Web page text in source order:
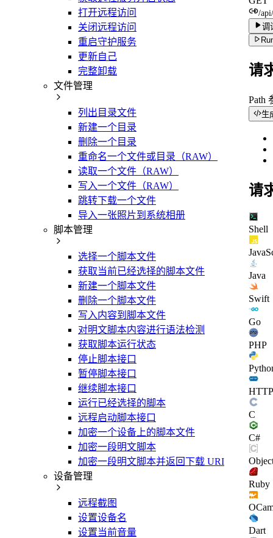
打开远程访问
关闭远程访问
重启守护服务
更新自己
完整卸载
文件管理
列出目录文件
新建一个目录
删除一个目录
重命名一个文件或目录（RAW）
读取一个文件（RAW）
写入一个文件（RAW）
跳转下载一个文件
导入一张照片到系统相册
脚本管理
选择一个脚本文件
获取当前已经选择的脚本文件
新建一个脚本文件
删除一个脚本文件
写入内容到脚本文件
对明文脚本内容进行语法检测
获取脚本运行状态
停止脚本接口
暂停脚本接口
继续脚本接口
运行已经选择的脚本
远程启动脚本接口
加密一个设备上的脚本文件
加密一段明文脚本
加密一段明文脚本并返回下载 URI
设备管理
远程截图
设置设备名
设置当前音量
/
调
请
Path
生
请
Shell
Java
Swift
Go
PHP
HTTP
C
C#
Ruby
Dart